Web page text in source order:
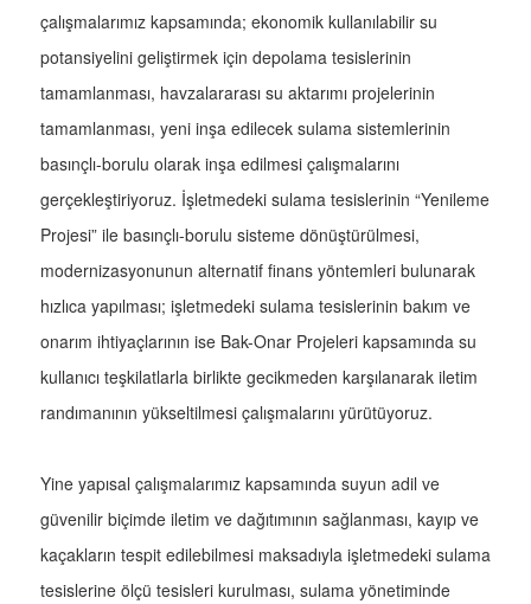
çalışmalarımız kapsamında; ekonomik kullanılabilir su
potansiyelini geliştirmek için depolama tesislerinin
tamamlanması, havzalararası su aktarımı projelerinin
tamamlanması, yeni inşa edilecek sulama sistemlerinin
basınçlı-borulu olarak inşa edilmesi çalışmalarını
gerçekleştiriyoruz. İşletmedeki sulama tesislerinin “Yenileme
Projesi” ile basınçlı-borulu sisteme dönüştürülmesi,
modernizasyonunun alternatif finans yöntemleri bulunarak
hızlıca yapılması; işletmedeki sulama tesislerinin bakım ve
onarım ihtiyaçlarının ise Bak-Onar Projeleri kapsamında su
kullanıcı teşkilatlarla birlikte gecikmeden karşılanarak iletim
randımanının yükseltilmesi çalışmalarını yürütüyoruz.
Yine yapısal çalışmalarımız kapsamında suyun adil ve
güvenilir biçimde iletim ve dağıtımının sağlanması, kayıp ve
kaçakların tespit edilebilmesi maksadıyla işletmedeki sulama
tesislerine ölçü tesisleri kurulması, sulama yönetiminde